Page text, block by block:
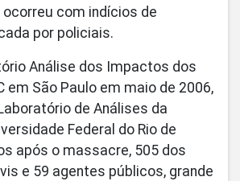
com indícios de
por policiais.
Análise dos Impactos dos
em São Paulo em maio de 2006,
de Análises da
Federal do Rio de
após o massacre, 505 dos
e 59 agentes públicos, grande